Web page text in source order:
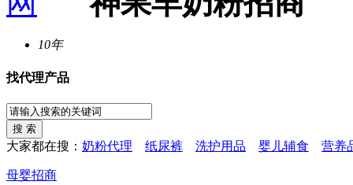
10年
找代理产品
大家都在搜： 奶粉代理 纸尿裤 洗护用品 婴儿辅食 营养
母婴招商